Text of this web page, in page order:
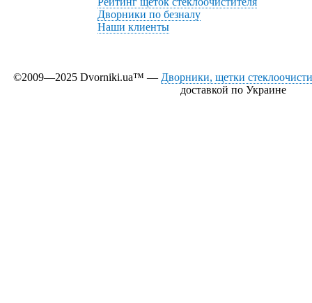
Дворники по безналу
Наши клиенты
©2009—2025 Dvorniki.ua™ — Дворники, щетки
доставкой по Украине